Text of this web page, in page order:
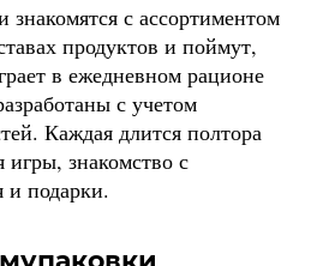
с ассортиментом
продуктов и поймут,
в ежедневном рационе
с учетом
Каждая длится полтора
игры, знакомство с
и подарки.